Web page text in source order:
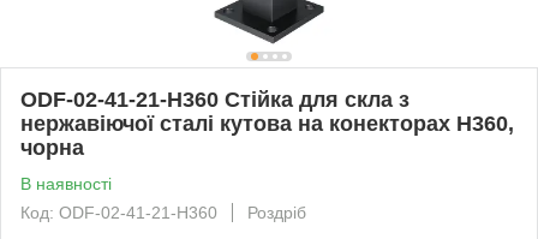
ODF-02-41-21-H360 Стійка для скла з
нержавіючої сталі кутова на конекторах Н360,
чорна
В наявності
Код: ODF-02-41-21-H360
Роздріб